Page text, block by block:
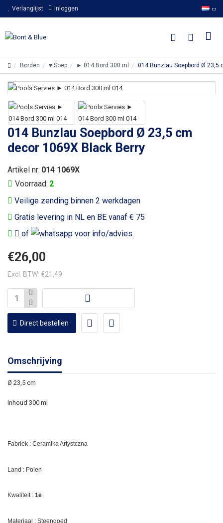
Verlanglijst Inloggen
Borden ♥ Soep ► 014 Bord 300 ml 014 Bunzlau Soepbord Ø 23,5
014 Bunzlau Soepbord Ø 23,5 cm
decor 1069X Black Berry
Veilige zending binnen 2 werkdagen
Gratis levering in NL en BE vanaf € 75
of
voor info/advies.
Voorraad: 2
Artikel nr: 014 1069X
€26,00
Excl. BTW: €21,49
Direct bestellen
Omschrijving
Ø 23,5 cm
Inhoud 300 ml
Fabriek : Ceramika Artystczna
Land : Polen
Kwaliteit : 1e
Materiaal : Steengoed